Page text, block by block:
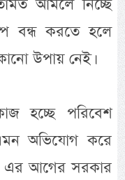
আমলে নিচ্ছে
বন্ধ করতে হলে
উপায় নেই।
হচ্ছে পরিবেশ
অভিযোগ করে
এর আগের সরকার